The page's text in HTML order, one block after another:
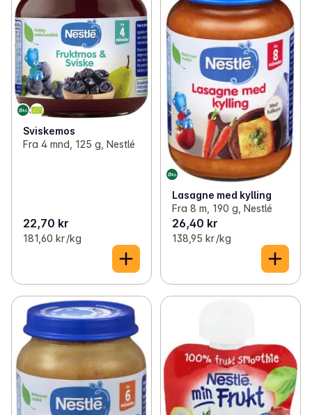
Sviskemos
Fra 4 mnd, 125 g, Nestlé
22,70 kr
181,60 kr /kg
Lasagne med kylling
Fra 8 m, 190 g, Nestlé
26,40 kr
138,95 kr /kg